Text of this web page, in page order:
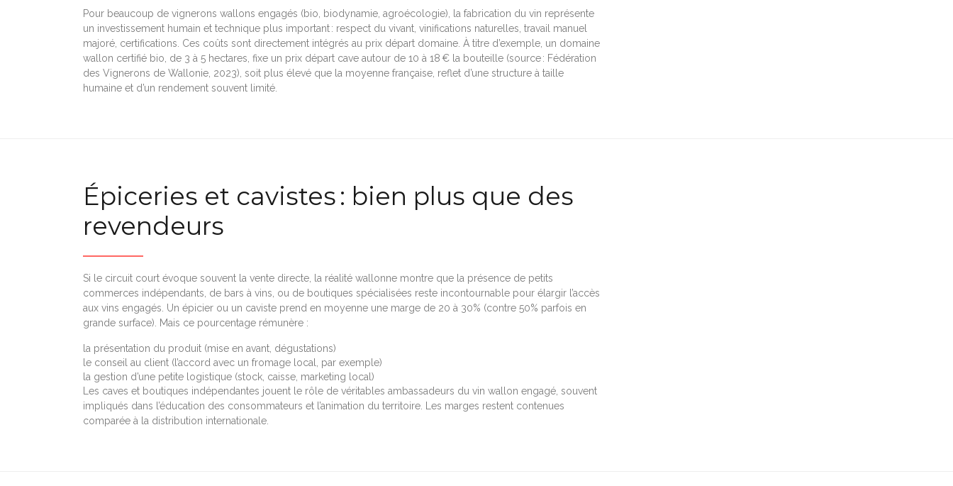
Pour beaucoup de vignerons wallons engagés (bio, biodynamie, agroécologie), la fabrication du vin représente
un investissement humain et technique plus important : respect du vivant, vinifications naturelles, travail manuel
majoré, certifications. Ces coûts sont directement intégrés au prix départ domaine. À titre d’exemple, un domaine
wallon certifié bio, de 3 à 5 hectares, fixe un prix départ cave autour de 10 à 18 € la bouteille (source : Fédération
des Vignerons de Wallonie, 2023), soit plus élevé que la moyenne française, reflet d’une structure à taille
humaine et d’un rendement souvent limité.
Épiceries et cavistes : bien plus que des
revendeurs
Si le circuit court évoque souvent la vente directe, la réalité wallonne montre que la présence de petits
commerces indépendants, de bars à vins, ou de boutiques spécialisées reste incontournable pour élargir l’accès
aux vins engagés. Un épicier ou un caviste prend en moyenne une marge de 20 à 30% (contre 50% parfois en
grande surface). Mais ce pourcentage rémunère :
la présentation du produit (mise en avant, dégustations)
le conseil au client (l’accord avec un fromage local, par exemple)
la gestion d’une petite logistique (stock, caisse, marketing local)
Les caves et boutiques indépendantes jouent le rôle de véritables ambassadeurs du vin wallon engagé, souvent
impliqués dans l’éducation des consommateurs et l’animation du territoire. Les marges restent contenues
comparée à la distribution internationale.